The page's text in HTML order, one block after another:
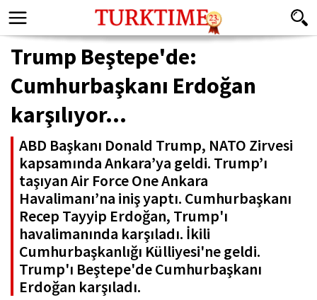
Trump Beştepe'de:
Cumhurbaşkanı Erdoğan
karşılıyor...
ABD Başkanı Donald Trump, NATO Zirvesi
kapsamında Ankara’ya geldi. Trump’ı
taşıyan Air Force One Ankara
Havalimanı’na iniş yaptı. Cumhurbaşkanı
Recep Tayyip Erdoğan, Trump'ı
havalimanında karşıladı. İkili
Cumhurbaşkanlığı Külliyesi'ne geldi.
Trump'ı Beştepe'de Cumhurbaşkanı
Erdoğan karşıladı.